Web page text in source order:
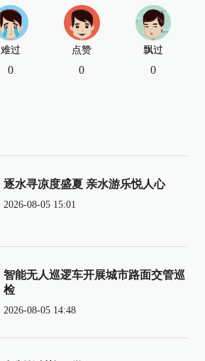
难过
0
点赞
0
飘过
0
逐水寻凉度盛夏 亲水游乐悦人心
2026-08-05 15:01
智能无人巡逻车开展城市路面交管巡
检
2026-08-05 14:48